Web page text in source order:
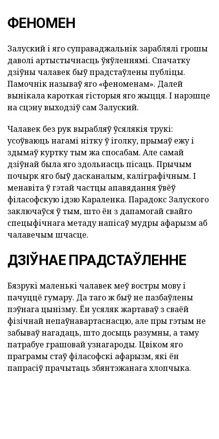
ФЕНОМЕН
Залуский і яго суправаджальнік зараблялі грошы
даволі артыстычнасць ўяўленнямі. Спачатку
дзіўны чалавек быў прадстаўлены публіцы.
Памочнік называў яго «феноменам». Далей
вынікала кароткая гісторыя яго жыцця. І нарэшце
на сцэну выходзіў сам Залуский.
Чалавек без рук вырабляў ўсялякія трукі:
усоўваюць нагамі нітку ў іголку, прымаў ежу і
здымаў куртку тым жа спосабам. Але самай
дзіўнай была яго здольнасць пісаць. Прычым
почырк яго быў дасканалым, каліграфічным. І
менавіта ў гэтай частцы апавядання ўвёў
філасофскую ідэю Караленка. Парадокс Залуского
заключаўся ў тым, што ён з дапамогай свайго
спецыфічнага метаду напісаў мудры афарызм аб
чалавечым шчасце.
ДЗІЎНАЕ ПРАДСТАЎЛЕННЕ
Бязрукі маленькі чалавек меў востры мову і
пачуццё гумару. Да таго ж быў не пазбаўлены
пэўнага цынізму. Ён усяляк жартаваў з сваёй
фізічнай непаўнавартаснасцю, але пры гэтым не
забываў нагадаць, што досыць разумны, а таму
патрабуе грашовай узнагароды. Цвіком яго
праграмы стаў філасофскі афарызм, які ён
папрасіў прачытаць збянтэжанага хлопчыка.